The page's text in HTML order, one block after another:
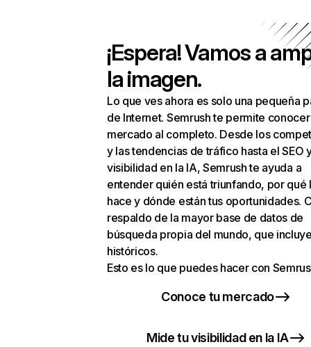
¡Espera! Vamos a
la imagen.
Lo que ves ahora es solo una pequeña
de Internet. Semrush te permite
mercado al completo. Desde los
y las tendencias de tráfico hasta el SEO
visibilidad en la IA, Semrush te ayuda a
entender quién está triunfando, por qué
hace y dónde están tus oportunidades.
respaldo de la mayor base de datos de
búsqueda propia del mundo, que
históricos.
Esto es lo que puedes hacer con
Conoce tu mercado
Mide tu visibilidad en la IA